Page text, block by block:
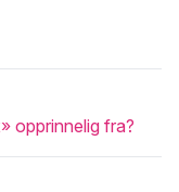
opprinnelig fra?